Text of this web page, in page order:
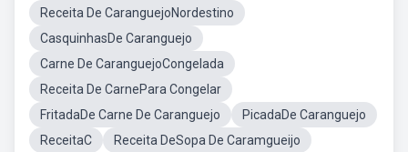
Receita De CaranguejoNordestino
CasquinhasDe Caranguejo
Carne De CaranguejoCongelada
Receita De CarnePara Congelar
FritadaDe Carne De Caranguejo
PicadaDe Caranguejo
ReceitaC
Receita DeSopa De Caramgueijo